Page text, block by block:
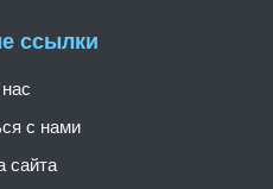
ссылки
с нами
сайта